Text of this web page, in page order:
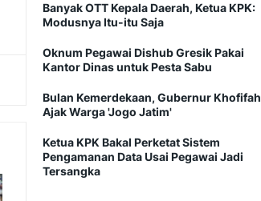
Banyak OTT Kepala Daerah, Ketua KPK:
Modusnya Itu-itu Saja
Oknum Pegawai Dishub Gresik Pakai
Kantor Dinas untuk Pesta Sabu
Bulan Kemerdekaan, Gubernur Khofifah
Ajak Warga 'Jogo Jatim'
Ketua KPK Bakal Perketat Sistem
Pengamanan Data Usai Pegawai Jadi
Tersangka